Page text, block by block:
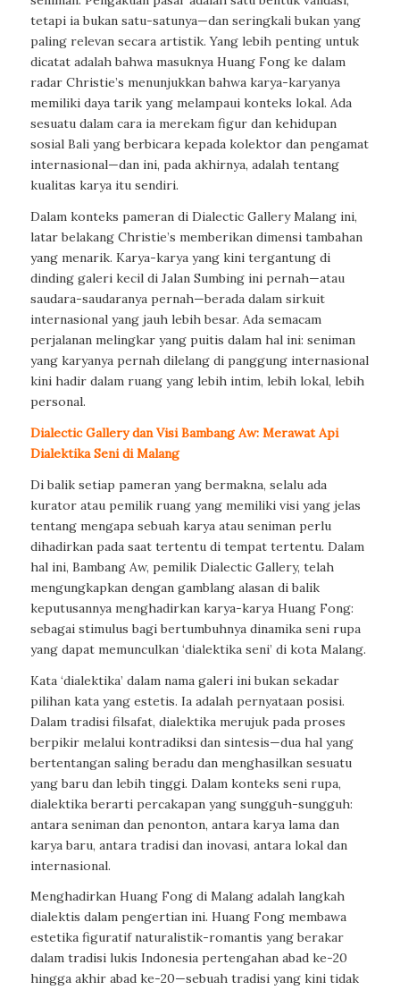
tetapi ia bukan satu-satunya—dan seringkali bukan yang
paling relevan secara artistik. Yang lebih penting untuk
dicatat adalah bahwa masuknya Huang Fong ke dalam
radar Christie’s menunjukkan bahwa karya-karyanya
memiliki daya tarik yang melampaui konteks lokal. Ada
sesuatu dalam cara ia merekam figur dan kehidupan
sosial Bali yang berbicara kepada kolektor dan pengamat
internasional—dan ini, pada akhirnya, adalah tentang
kualitas karya itu sendiri.
Dalam konteks pameran di Dialectic Gallery Malang ini,
latar belakang Christie’s memberikan dimensi tambahan
yang menarik. Karya-karya yang kini tergantung di
dinding galeri kecil di Jalan Sumbing ini pernah—atau
saudara-saudaranya pernah—berada dalam sirkuit
internasional yang jauh lebih besar. Ada semacam
perjalanan melingkar yang puitis dalam hal ini: seniman
yang karyanya pernah dilelang di panggung internasional
kini hadir dalam ruang yang lebih intim, lebih lokal, lebih
personal.
Dialectic Gallery dan Visi Bambang Aw: Merawat Api
Dialektika Seni di Malang
Di balik setiap pameran yang bermakna, selalu ada
kurator atau pemilik ruang yang memiliki visi yang jelas
tentang mengapa sebuah karya atau seniman perlu
dihadirkan pada saat tertentu di tempat tertentu. Dalam
hal ini, Bambang Aw, pemilik Dialectic Gallery, telah
mengungkapkan dengan gamblang alasan di balik
keputusannya menghadirkan karya-karya Huang Fong:
sebagai stimulus bagi bertumbuhnya dinamika seni rupa
yang dapat memunculkan ‘dialektika seni’ di kota Malang.
Kata ‘dialektika’ dalam nama galeri ini bukan sekadar
pilihan kata yang estetis. Ia adalah pernyataan posisi.
Dalam tradisi filsafat, dialektika merujuk pada proses
berpikir melalui kontradiksi dan sintesis—dua hal yang
bertentangan saling beradu dan menghasilkan sesuatu
yang baru dan lebih tinggi. Dalam konteks seni rupa,
dialektika berarti percakapan yang sungguh-sungguh:
antara seniman dan penonton, antara karya lama dan
karya baru, antara tradisi dan inovasi, antara lokal dan
internasional.
Menghadirkan Huang Fong di Malang adalah langkah
dialektis dalam pengertian ini. Huang Fong membawa
estetika figuratif naturalistik-romantis yang berakar
dalam tradisi lukis Indonesia pertengahan abad ke-20
hingga akhir abad ke-20—sebuah tradisi yang kini tidak